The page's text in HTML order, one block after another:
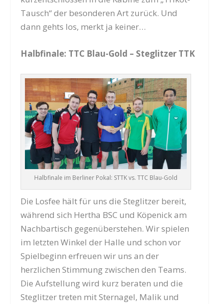
Tausch“ der besonderen Art zurück. Und
dann gehts los, merkt ja keiner…
Halbfinale: TTC Blau-Gold – Steglitzer TTK
Halbfinale im Berliner Pokal: STTK vs. TTC Blau-Gold
Die Losfee hält für uns die Steglitzer bereit,
während sich Hertha BSC und Köpenick am
Nachbartisch gegenüberstehen. Wir spielen
im letzten Winkel der Halle und schon vor
Spielbeginn erfreuen wir uns an der
herzlichen Stimmung zwischen den Teams.
Die Aufstellung wird kurz beraten und die
Steglitzer treten mit Sternagel, Malik und